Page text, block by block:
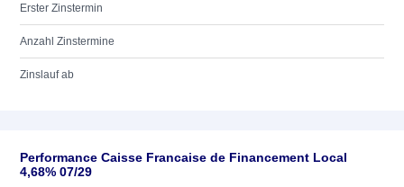
Erster Zinstermin
Anzahl Zinstermine
Zinslauf ab
Performance Caisse Francaise de Financement Local
4,68% 07/29